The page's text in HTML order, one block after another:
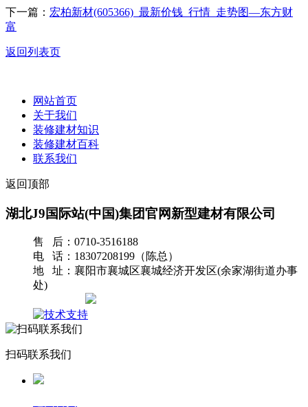
下一篇： 宏柏新材(605366)_最新价钱_行情_走势图—东方财
富
返回列表页
网站首页
关于我们
装修建材知识
装修建材百科
联系我们
返回顶部
湖北J9国际站(中国)集团官网新型建材有限公司
售 后：0710-3516188
电 话：18307208199（陈总）
地 址：襄阳市襄城区襄城经济开发区(余家湖街道办事
处)
扫码联系我们